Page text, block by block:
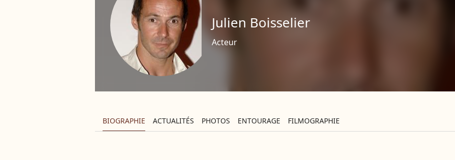
Julien Boisselier
Acteur
BIOGRAPHIE ACTUALITÉS PHOTOS ENTOURAGE FILMOGRAPHIE